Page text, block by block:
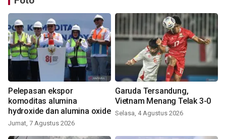
Pelepasan ekspor
komoditas alumina
hydroxide dan alumina oxide
Jumat, 7 Agustus 2026
Garuda Tersandung,
Vietnam Menang Telak 3-0
Selasa, 4 Agustus 2026